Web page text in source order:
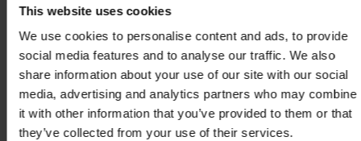
This website uses cookies
We use cookies to personalise content and ads, to provide
social media features and to analyse our traffic. We also
share information about your use of our site with our social
media, advertising and analytics partners who may combine
it with other information that you’ve provided to them or that
they’ve collected from your use of their services.
Gerelateerde producten